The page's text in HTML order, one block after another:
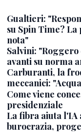
Gualtieri:
su Spin Time?
nota"
Salvini:
avanti su norma
Carburanti, la
meccanici:
Come viene
presidenziale
La fibra aiuta l'IA
burocrazia,